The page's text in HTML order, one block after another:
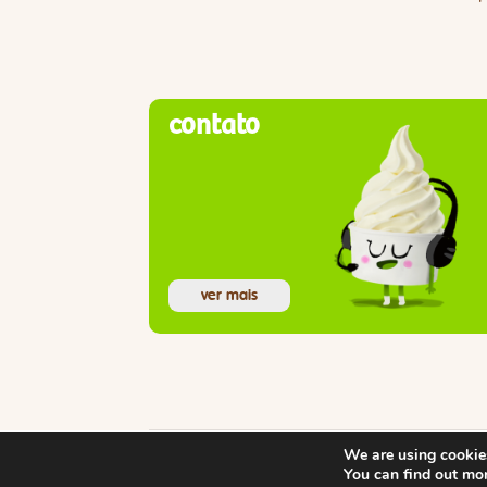
contato
ver mais
We are using
You can find out